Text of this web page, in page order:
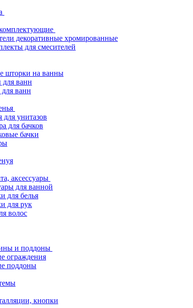
декоративные хромированные
для смесителей
шторки на ванны
ванн
ванн
для унитазов
для бачков
бачки
аксессуары
для ванной
для белья
для рук
волос
и поддоны
ограждения
поддоны
кнопки